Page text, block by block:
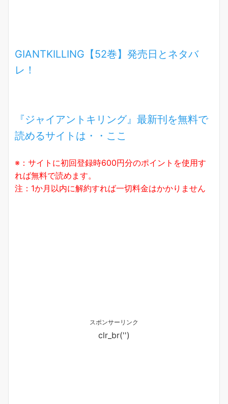
GIANTKILLING【52巻】発売日とネタバ
レ！
『ジャイアントキリング』最新刊を無料で
読めるサイトは・・ここ
※：サイトに初回登録時600円分のポイントを使用す
れば無料で読めます。
注：1か月以内に解約すれば一切料金はかかりません
スポンサーリンク
clr_br('')